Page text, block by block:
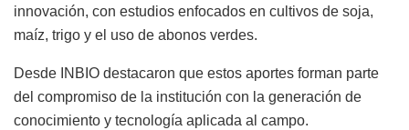
innovación, con estudios enfocados en cultivos de soja,
maíz, trigo y el uso de abonos verdes.
Desde INBIO destacaron que estos aportes forman parte
del compromiso de la institución con la generación de
conocimiento y tecnología aplicada al campo.